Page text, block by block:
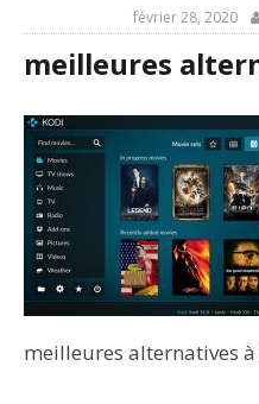
février 28, 2020
meilleures
meilleures alternatives à